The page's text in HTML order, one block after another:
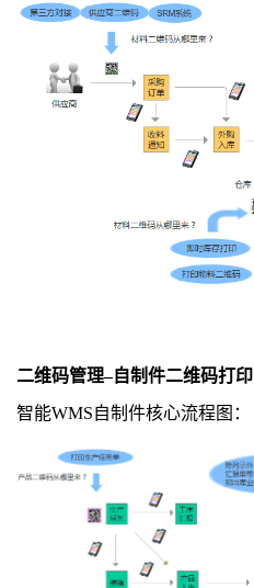
二维码管理–自制件二维码打印
智能WMS自制件核心流程图：